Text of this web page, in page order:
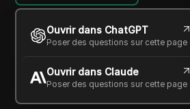
Ouvrir dans ChatGPT
Poser des questions sur cette page
Ouvrir dans Claude
Poser des questions sur cette page
Sandra Anderson
27 mai 2026 7 min de lecture
Copy Link